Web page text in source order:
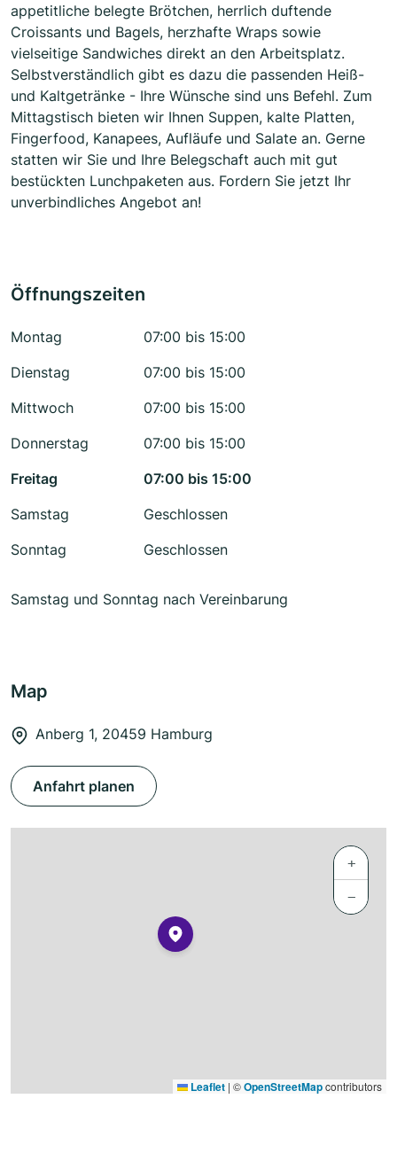
appetitliche belegte Brötchen, herrlich duftende
Croissants und Bagels, herzhafte Wraps sowie
vielseitige Sandwiches direkt an den Arbeitsplatz.
Selbstverständlich gibt es dazu die passenden Heiß-
und Kaltgetränke - Ihre Wünsche sind uns Befehl. Zum
Mittagstisch bieten wir Ihnen Suppen, kalte Platten,
Fingerfood, Kanapees, Aufläufe und Salate an. Gerne
statten wir Sie und Ihre Belegschaft auch mit gut
bestückten Lunchpaketen aus. Fordern Sie jetzt Ihr
unverbindliches Angebot an!
Öffnungszeiten
Montag
07:00 bis 15:00
Dienstag
07:00 bis 15:00
Mittwoch
07:00 bis 15:00
Donnerstag
07:00 bis 15:00
Freitag
07:00 bis 15:00
Samstag
Geschlossen
Sonntag
Geschlossen
Samstag und Sonntag nach Vereinbarung
Map
Anberg 1, 20459 Hamburg
Anfahrt planen
+
−
Leaflet | ©OpenStreetMapcontributors